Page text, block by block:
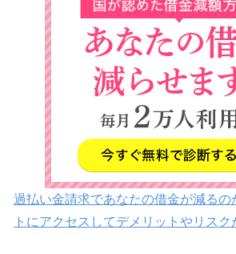
過払い金請求であなたの借金が減るの
トにアクセスしてデメリットやリス